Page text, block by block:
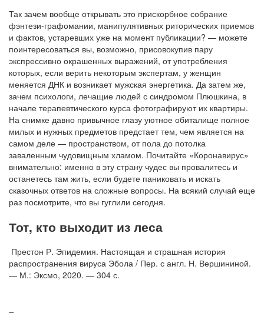
Так зачем вообще открывать это прискорбное собрание
фэнтези-графомании, манипулятивных риторических приемов
и фактов, устаревших уже на момент публикации? — можете
поинтересоваться вы, возможно, присовокупив пару
экспрессивно окрашенных выражений, от употребления
которых, если верить некоторым экспертам, у женщин
меняется ДНК и возникает мужская энергетика. Да затем же,
зачем психологи, лечащие людей с синдромом Плюшкина, в
начале терапевтического курса фотографируют их квартиры.
На снимке давно привычное глазу уютное обиталище полное
милых и нужных предметов предстает тем, чем является на
самом деле — пространством, от пола до потолка
заваленным чудовищным хламом. Почитайте «Коронавирус»
внимательно: именно в эту страну чудес вы провалитесь и
останетесь там жить, если будете паниковать и искать
сказочных ответов на сложные вопросы. На всякий случай еще
раз посмотрите, что вы гуглили сегодня.
Тот, кто выходит из леса
Престон Р. Эпидемия. Настоящая и страшная история
распространения вируса Эбола / Пер. с англ. Н. Вершининой.
— М.: Эксмо, 2020. — 304 с.